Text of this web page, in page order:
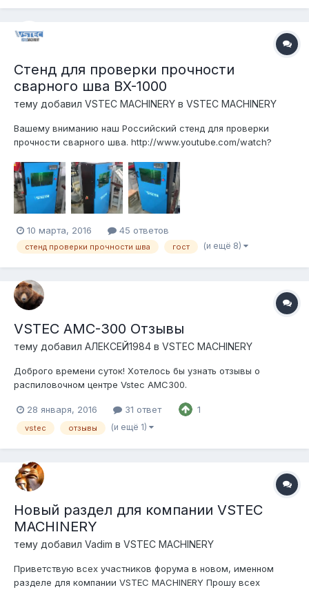
Стенд для проверки прочности
сварного шва BX-1000
тему добавил VSTEC MACHINERY в VSTEC MACHINERY
Вашему вниманию наш Российский стенд для проверки
прочности сварного шва. http://www.youtube.com/watch?
10 марта, 2016 45 ответов
стенд проверки прочности шва гост (и ещё 8)
VSTEC AMC-300 Отзывы
тему добавил АЛЕКСЕЙ1984 в VSTEC MACHINERY
Доброго времени суток! Хотелось бы узнать отзывы о
распиловочном центре Vstec AMC300.
28 января, 2016 31 ответ 1
vstec отзывы (и ещё 1)
Новый раздел для компании VSTEC
MACHINERY
тему добавил Vadim в VSTEC MACHINERY
Приветствую всех участников форума в новом, именном
разделе для компании VSTEC MACHINERY Прошу всех